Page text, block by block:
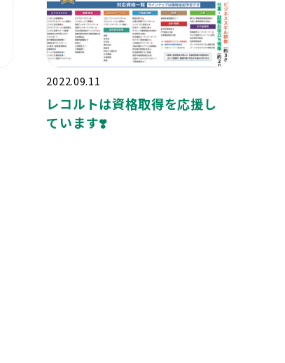
2022.09.11
レコルトは資格取得を応援し
ています❣️